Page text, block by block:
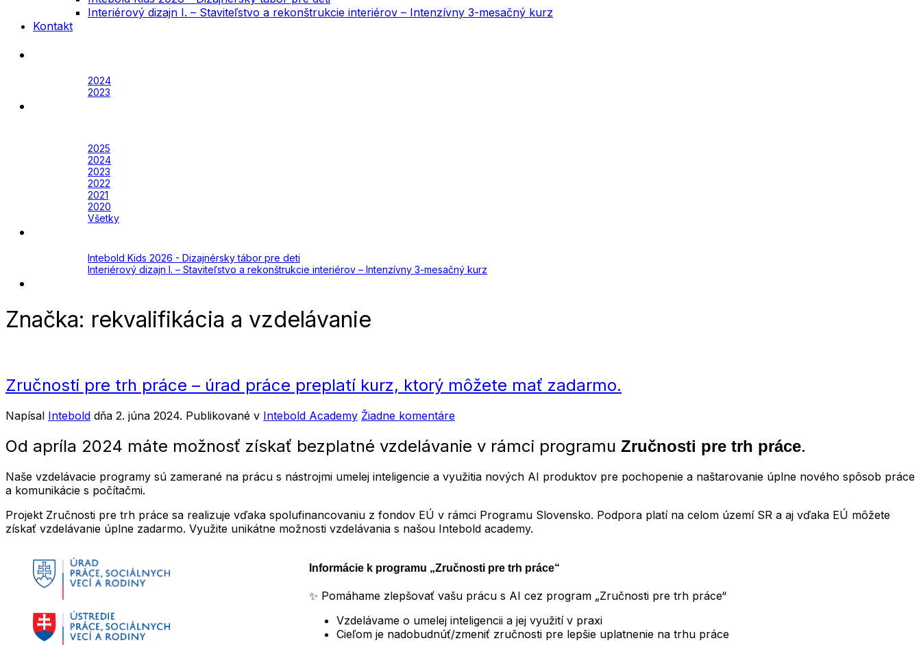
Interiérový dizajn I. – Staviteľstvo a rekonštrukcie interiérov – Intenzívny 3-mesačný kurz
Kontakt
2024
2023
2025
2024
2023
2022
2021
2020
Všetky
Intebold Kids 2026 - Dizajnérsky tábor pre deti
Interiérový dizajn I. – Staviteľstvo a rekonštrukcie interiérov – Intenzívny 3-mesačný kurz
Značka: rekvalifikácia a vzdelávanie
Zručnosti pre trh práce – úrad práce preplatí kurz, ktorý môžete mať zadarmo.
Napísal Intebold dňa 2. júna 2024. Publikované v Intebold Academy Žiadne komentárena
pre
trh
práce
–
práce
preplatí
môžete
zadarmo.
Od apríla 2024 máte možnosť získať bezplatné vzdelávanie v rámci programu Zručnosti pre trh práce.
Naše vzdelávacie programy sú zamerané na prácu s nástrojmi umelej inteligencie a využitia nových AI produktov pre pochopenie a naštarovanie úplne nového spôsob práce
a komunikácie s počítačmi.
Projekt Zručnosti pre trh práce sa realizuje vďaka spolufinancovaniu z fondov EÚ v rámci Programu Slovensko. Podpora platí na celom území SR a aj vďaka EÚ môžete
získať vzdelávanie úplne zadarmo. Využite unikátne možnosti vzdelávania s našou Intebold academy.
Informácie k programu „Zručnosti pre trh práce“
✨ Pomáhame zlepšovať vašu prácu s AI cez program „Zručnosti pre trh práce“
Vzdelávame o umelej inteligencii a jej využití v praxi
Cieľom je nadobudnúť/zmeniť zručnosti pre lepšie uplatnenie na trhu práce